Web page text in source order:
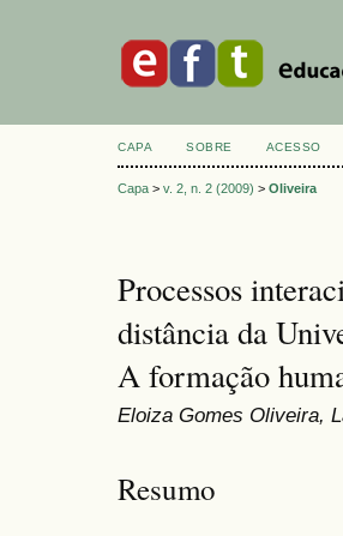
CAPA SOBRE ACESSO
Capa > v. 2, n. 2 (2009) > Oliveira
Processos
distância da
A formação
Eloiza Gomes Oliveira,
Resumo